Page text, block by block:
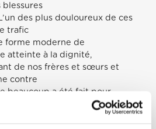
blessures
des plus douloureux de ces
trafic
forme moderne de
atteinte à la dignité,
de nos frères et sœurs et
contre
beaucoup a été fait pour
encore beaucoup à faire